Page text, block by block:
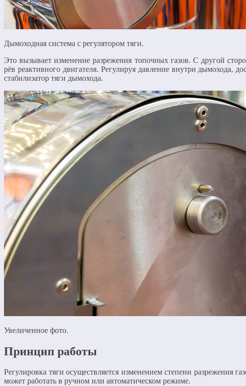
Дымоходная система с регулятором тяги.
Это вызывает изменение разрежения топочных газов. С другой
рёв реактивного двигателя. Регулируя давление внутри дымохода,
стабилизатор тяги дымохода.
Увеличенное фото.
Принцип работы
Регулировка тяги осуществляется изменением степени разрежения
может работать в ручном или автоматическом режиме.